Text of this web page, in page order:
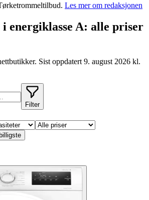
. Les mer om redaksjonen
energiklasse A: alle priser
Sist oppdatert 9. august 2026 kl.
Filter